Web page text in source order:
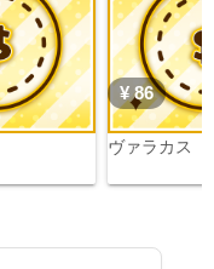
¥ 86
ヴァラカス